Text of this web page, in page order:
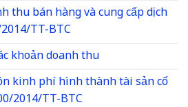
thu bán hàng và cung cấp dịch
TT-BTC
khoản doanh thu
kinh phí hình thành tài sản cố
2014/TT-BTC